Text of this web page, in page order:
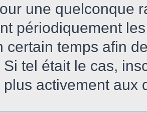
une quelconque
périodiquement
certain temps afin
tel était le cas,
plus activement aux